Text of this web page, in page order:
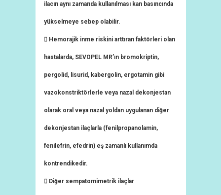
ilacın aynı zamanda kullanılması kan basıncında
yükselmeye sebep olabilir.
 Hemorajik inme riskini arttıran faktörleri olan
hastalarda, SEVOPEL MR’ın bromokriptin,
pergolid, lisurid, kabergolin, ergotamin gibi
vazokonstriktörlerle veya nazal dekonjestan
olarak oral veya nazal yoldan uygulanan diğer
dekonjestan ilaçlarla (fenilpropanolamin,
fenilefrin, efedrin) eş zamanlı kullanımda
kontrendikedir.
 Diğer sempatomimetrik ilaçlar